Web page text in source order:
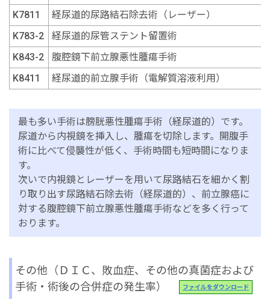
K7811
経尿道的尿路結石除去術（レーザー）
K783-2
経尿道的尿管ステント留置術
K843-2
腹腔鏡下前立腺悪性腫瘍手術
K8411
経尿道的前立腺手術（電解質溶液利用）
最も多い手術は膀胱悪性腫瘍手術（経尿道的）です。
尿道から内視鏡を挿入し、腫瘍を切除します。開腹手
術に比べて侵襲性が低く、手術時間も短時間になりま
す。
次いで内視鏡とレーザーを用いて尿路結石を細かく割
り取り出す尿路結石除去術（経尿道的）、前立腺癌に
対する腹腔鏡下前立腺悪性腫瘍手術などを多く行って
おります。
その他（ＤＩＣ、敗血症、その他の真菌症および
手術・術後の合併症の発生率）
ファイルをダウンロード